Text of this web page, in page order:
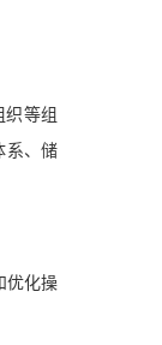
等组
系、储
优化操